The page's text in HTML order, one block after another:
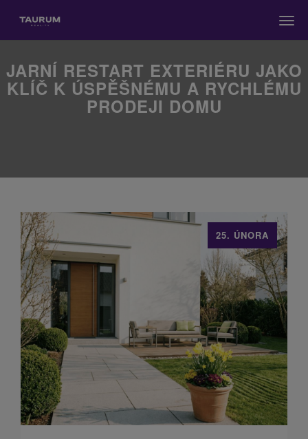
JARNÍ RESTART EXTERIÉRU JAKO
KLÍČ K ÚSPĚŠNÉMU A RYCHLÉMU
PRODEJI DOMU
25. ÚNORA